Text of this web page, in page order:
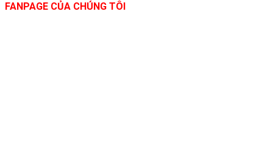
FANPAGE CỦA CHÚNG TÔI